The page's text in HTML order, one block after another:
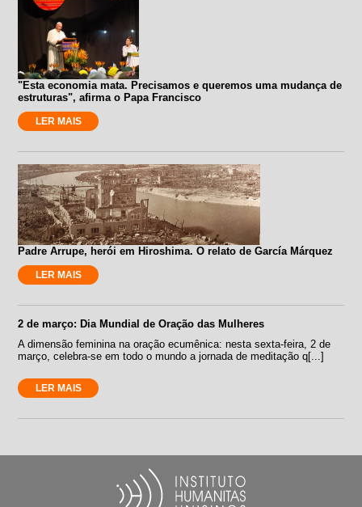
"Esta economia mata. Precisamos e queremos uma mudança de
estruturas", afirma o Papa Francisco
LER MAIS
Padre Arrupe, herói em Hiroshima. O relato de García Márquez
LER MAIS
2 de março: Dia Mundial de Oração das Mulheres
A dimensão feminina na oração ecumênica: nesta sexta-feira, 2 de
março, celebra-se em todo o mundo a jornada de meditação q[...]
LER MAIS